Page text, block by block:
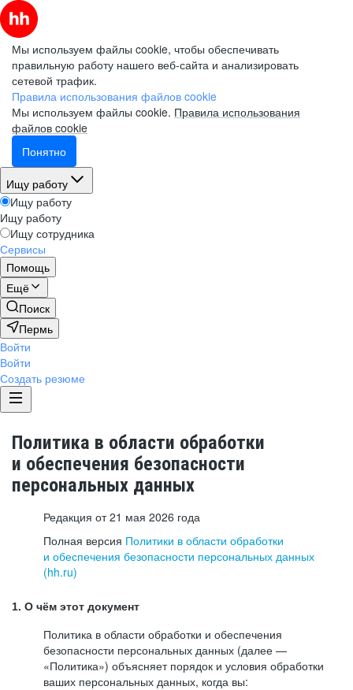
Мы используем файлы cookie, чтобы обеспечивать
правильную работу нашего веб-сайта и анализировать
сетевой трафик.
Правила использования файлов cookie
Мы используем файлы cookie. Правила использования
файлов cookie
Понятно
Ищу работу
Ищу работу
Ищу работу
Ищу сотрудника
Сервисы
Помощь
Ещё
Поиск
Пермь
Войти
Войти
Создать резюме
Политика в области обработки
и обеспечения безопасности
персональных данных
Редакция от 21 мая 2026 года
Полная версия Политики в области обработки
и обеспечения безопасности персональных данных
(hh.ru)
1. О чём этот документ
Политика в области обработки и обеспечения
безопасности персональных данных (далее —
«Политика») объясняет порядок и условия обработки
ваших персональных данных, когда вы: